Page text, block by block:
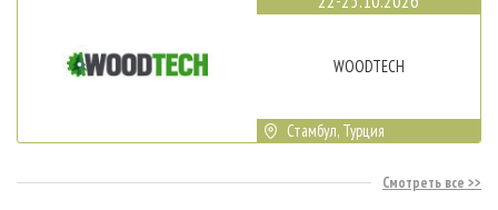
WOODTECH
Стамбул, Турция
Смотреть все